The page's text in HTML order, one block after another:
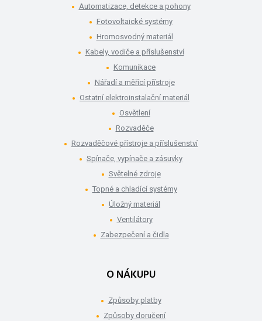
Automatizace, detekce a pohony
Fotovoltaické systémy
Hromosvodný materiál
Kabely, vodiče a příslušenství
Komunikace
Nářadí a měřící přístroje
Ostatní elektroinstalační materiál
Osvětlení
Rozvaděče
Rozvaděčové přístroje a příslušenství
Spínače, vypínače a zásuvky
Světelné zdroje
Topné a chladící systémy
Úložný materiál
Ventilátory
Zabezpečení a čidla
O NÁKUPU
Způsoby platby
Způsoby doručení